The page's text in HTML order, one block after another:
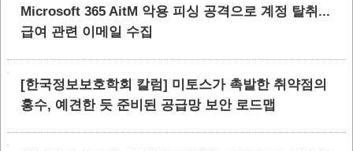
Microsoft 365 AitM 악용 피싱 공격으로 계정 탈취...
급여 관련 이메일 수집
[한국정보보호학회 칼럼] 미토스가 촉발한 취약점의
홍수, 예견한 듯 준비된 공급망 보안 로드맵